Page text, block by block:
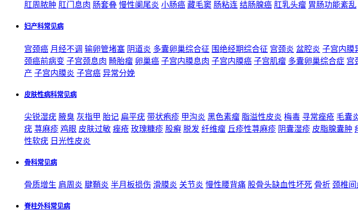
肛周脓肿 肛门息肉 肠套叠 慢性阑尾炎 小肠癌 藏毛窦 肠粘连 结肠腺癌 肛乳头瘤 胃肠功能紊乱
妇产科常见病
宫颈癌 月经不调 输卵管堵塞 阴道炎 多囊卵巢综合征 围绝经期综合征 宫颈炎 盆腔炎 子宫内膜
颈癌前病变 子宫颈息肉 畸胎瘤 卵巢癌 子宫内膜息肉 子宫内膜癌 子宫肌瘤 多囊卵巢综合症 宫
产 子宫内膜炎 子宫癌 异常分娩
皮肤性病科常见病
尖锐湿疣 腋臭 灰指甲 胎记 扁平疣 带状疱疹 甲沟炎 黑色素瘤 脂溢性皮炎 梅毒 寻常痤疮 毛囊
疣 荨麻疹 鸡眼 皮肤过敏 痤疮 玫瑰糠疹 股癣 脱发 纤维瘤 丘疹性荨麻疹 阴囊湿疹 皮脂腺囊肿
性软疣 日光性皮炎
骨科常见病
骨质增生 肩周炎 腱鞘炎 半月板损伤 滑膜炎 关节炎 慢性腰背痛 股骨头缺血性坏死 骨折 颈椎
脊柱外科常见病